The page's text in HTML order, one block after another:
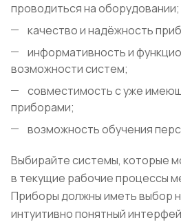
проводиться на оборудовании;
качество и надёжность
информативность и
возможности систем;
совместимость с уже
приборами;
возможность обучения
Выбирайте системы, которые
в текущие рабочие процессы
Приборы должны иметь выбор
интуитивно понятный